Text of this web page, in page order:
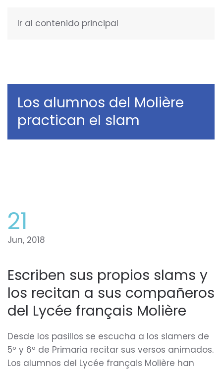
Ir al contenido principal
Los alumnos del Molière
practican el slam
21
Jun, 2018
Escriben sus propios slams y
los recitan a sus compañeros
del Lycée français Molière
Desde los pasillos se escucha a los slamers de
5º y 6º de Primaria recitar sus versos animados.
Los alumnos del Lycée français Molière han